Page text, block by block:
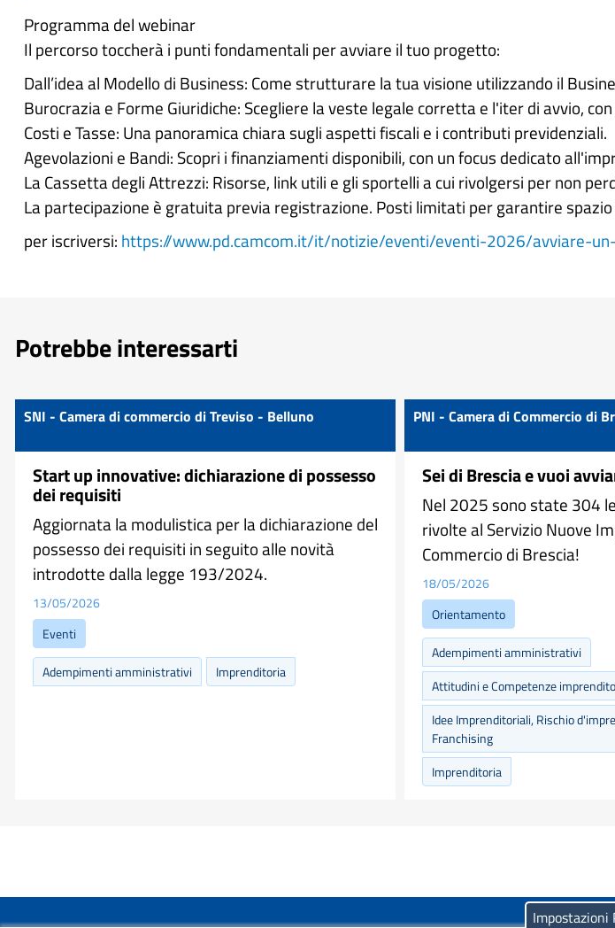
Programma del webinar
Il percorso toccherà i punti fondamentali per avviare il tuo progetto:
Dall’idea al Modello di Business: Come strutturare la tua visione utilizzando il
Burocrazia e Forme Giuridiche: Scegliere la veste legale corretta e l'iter di avvio,
Costi e Tasse: Una panoramica chiara sugli aspetti fiscali e i contributi previdenziali.
Agevolazioni e Bandi: Scopri i finanziamenti disponibili, con un focus dedicato
La Cassetta degli Attrezzi: Risorse, link utili e gli sportelli a cui rivolgersi per non
La partecipazione è gratuita previa registrazione. Posti limitati per garantire
per iscriversi: https://www.pd.camcom.it/it/notizie/eventi/eventi-2026/avviare-
Potrebbe interessarti
SNI - Camera di commercio di Treviso - Belluno
Start up innovative: dichiarazione di possesso
dei requisiti
Aggiornata la modulistica per la dichiarazione del
possesso dei requisiti in seguito alle novità
introdotte dalla legge 193/2024.
13/05/2026
Eventi
Adempimenti amministrativi Imprenditoria
PNI - Camera di Commercio di
Sei di Brescia e vuoi
Nel 2025 sono state 304
rivolte al Servizio Nuove
Commercio di Brescia!
18/05/2026
Orientamento
Adempimenti amministrativi
Attitudini e Competenze
Idee Imprenditoriali, Rischio
Franchising
Imprenditoria
Impostazioni